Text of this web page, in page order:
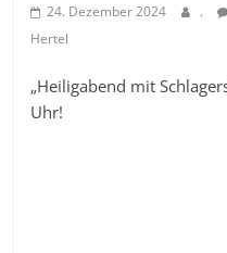
24. Dezember 2024 .
Hertel
„Heiligabend mit
Uhr!